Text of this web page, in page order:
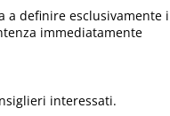
a definire esclusivamente i
immediatamente
interessati.